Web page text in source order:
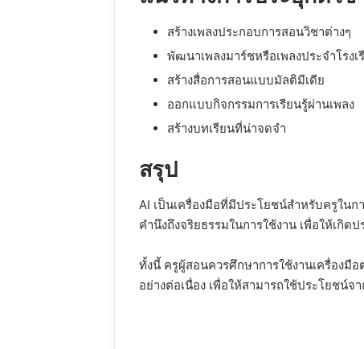
สร้างเพลงประกอบการสอนวิชาต่างๆ
พัฒนาเพลงมาร์ชหรือเพลงประจำโรงเ
สร้างสื่อการสอนแบบมัลติมีเดีย
ออกแบบกิจกรรมการเรียนรู้ผ่านเพลง
สร้างบทเรียนที่น่าจดจำ
สรุป
AI เป็นเครื่องมือที่มีประโยชน์สำหรับครูใน
คำนึงถึงจริยธรรมในการใช้งาน เพื่อให้เกิด
ทั้งนี้ ครูผู้สอนควรศึกษาการใช้งานเครื่องมื
อย่างต่อเนื่อง เพื่อให้สามารถใช้ประโยชน์จ